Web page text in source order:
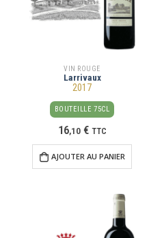
VIN ROUGE
Larrivaux
2017
BOUTEILLE 75CL
16,10 € TTC
AJOUTER AU PANIER